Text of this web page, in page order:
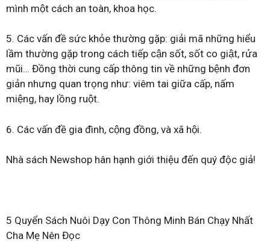
mình một cách an toàn, khoa học.
5. Các vấn đề sức khỏe thường gặp: giải mã những hiểu
lầm thường gặp trong cách tiếp cận sốt, sốt co giật, rửa
mũi… Đồng thời cung cấp thông tin về những bệnh đơn
giản nhưng quan trọng như: viêm tai giữa cấp, nấm
miệng, hay lồng ruột.
6. Các vấn đề gia đình, cộng đồng, và xã hội.
Nhà sách Newshop hân hạnh giới thiệu đến quý độc giả!
5 Quyển Sách Nuôi Dạy Con Thông Minh Bán Chạy Nhất
Cha Mẹ Nên Đọc